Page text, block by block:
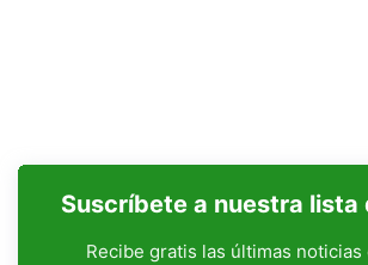
Suscríbete a nuestra lista
Recibe gratis las últimas noticias